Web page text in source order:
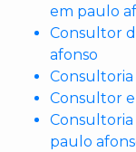
em paulo
Consultor
afonso
Consultor
paulo